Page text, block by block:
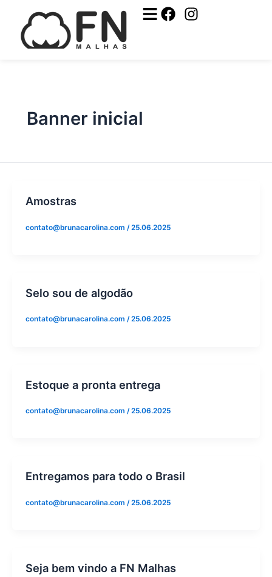
conteúdo
Facebook
Instagram
Banner inicial
Amostras
contato@brunacarolina.com /25.06.2025
Selo sou de algodão
contato@brunacarolina.com /25.06.2025
Estoque a pronta entrega
contato@brunacarolina.com /25.06.2025
Entregamos para todo o Brasil
contato@brunacarolina.com /25.06.2025
Seja bem vindo a FN Malhas